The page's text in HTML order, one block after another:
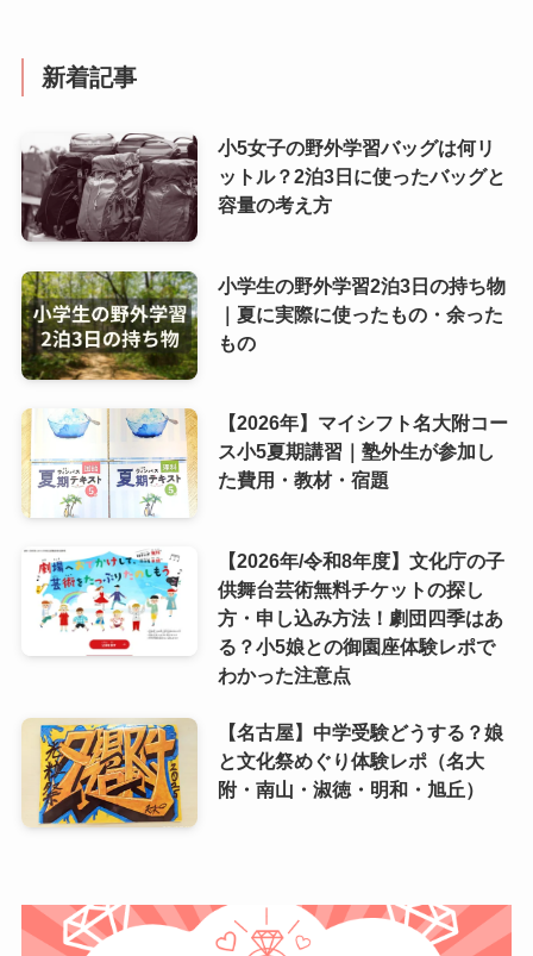
新着記事
小5女子の野外学習バッグは何リ
ットル？2泊3日に使ったバッグと
容量の考え方
小学生の野外学習2泊3日の持ち物
｜夏に実際に使ったもの・余った
もの
【2026年】マイシフト名大附コー
ス小5夏期講習｜塾外生が参加し
た費用・教材・宿題
【2026年/令和8年度】文化庁の子
供舞台芸術無料チケットの探し
方・申し込み方法！劇団四季はあ
る？小5娘との御園座体験レポで
わかった注意点
【名古屋】中学受験どうする？娘
と文化祭めぐり体験レポ（名大
附・南山・淑徳・明和・旭丘）